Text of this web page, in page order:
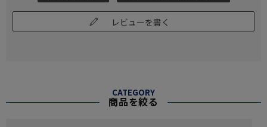
レビューを書く
CATEGORY
商品を絞る